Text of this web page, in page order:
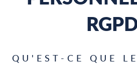
QU'EST-CE QUE